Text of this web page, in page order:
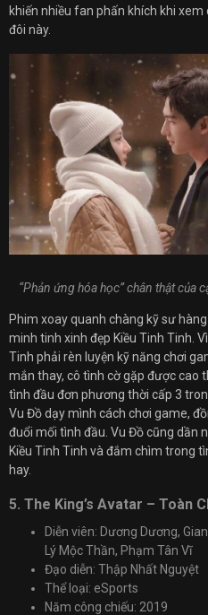
khiến nhiều fan phấn khích khi
đôi này.
“Phản ứng hóa học” chân thật của
Phim xoay quanh chàng kỹ sư
minh tinh xinh đẹp Kiều Tinh Tinh.
Tinh phải rèn luyện kỹ năng chơi
mắn thay, cô tình cờ gặp được cao
tình đầu đơn phương thời cấp 3
Vu Đồ dạy mình cách chơi game,
đuổi mối tình đầu. Vu Đồ cũng dần
Kiều Tinh Tinh và đắm chìm trong
hay.
5. The King’s Avatar – Toàn
Diễn viên: Dương Dương,
Lý Mộc Thần, Phạm Tân Vĩ
Đạo diễn: Thập Nhất Nguyệt
Thể loại: eSports
Năm công chiếu: 2019